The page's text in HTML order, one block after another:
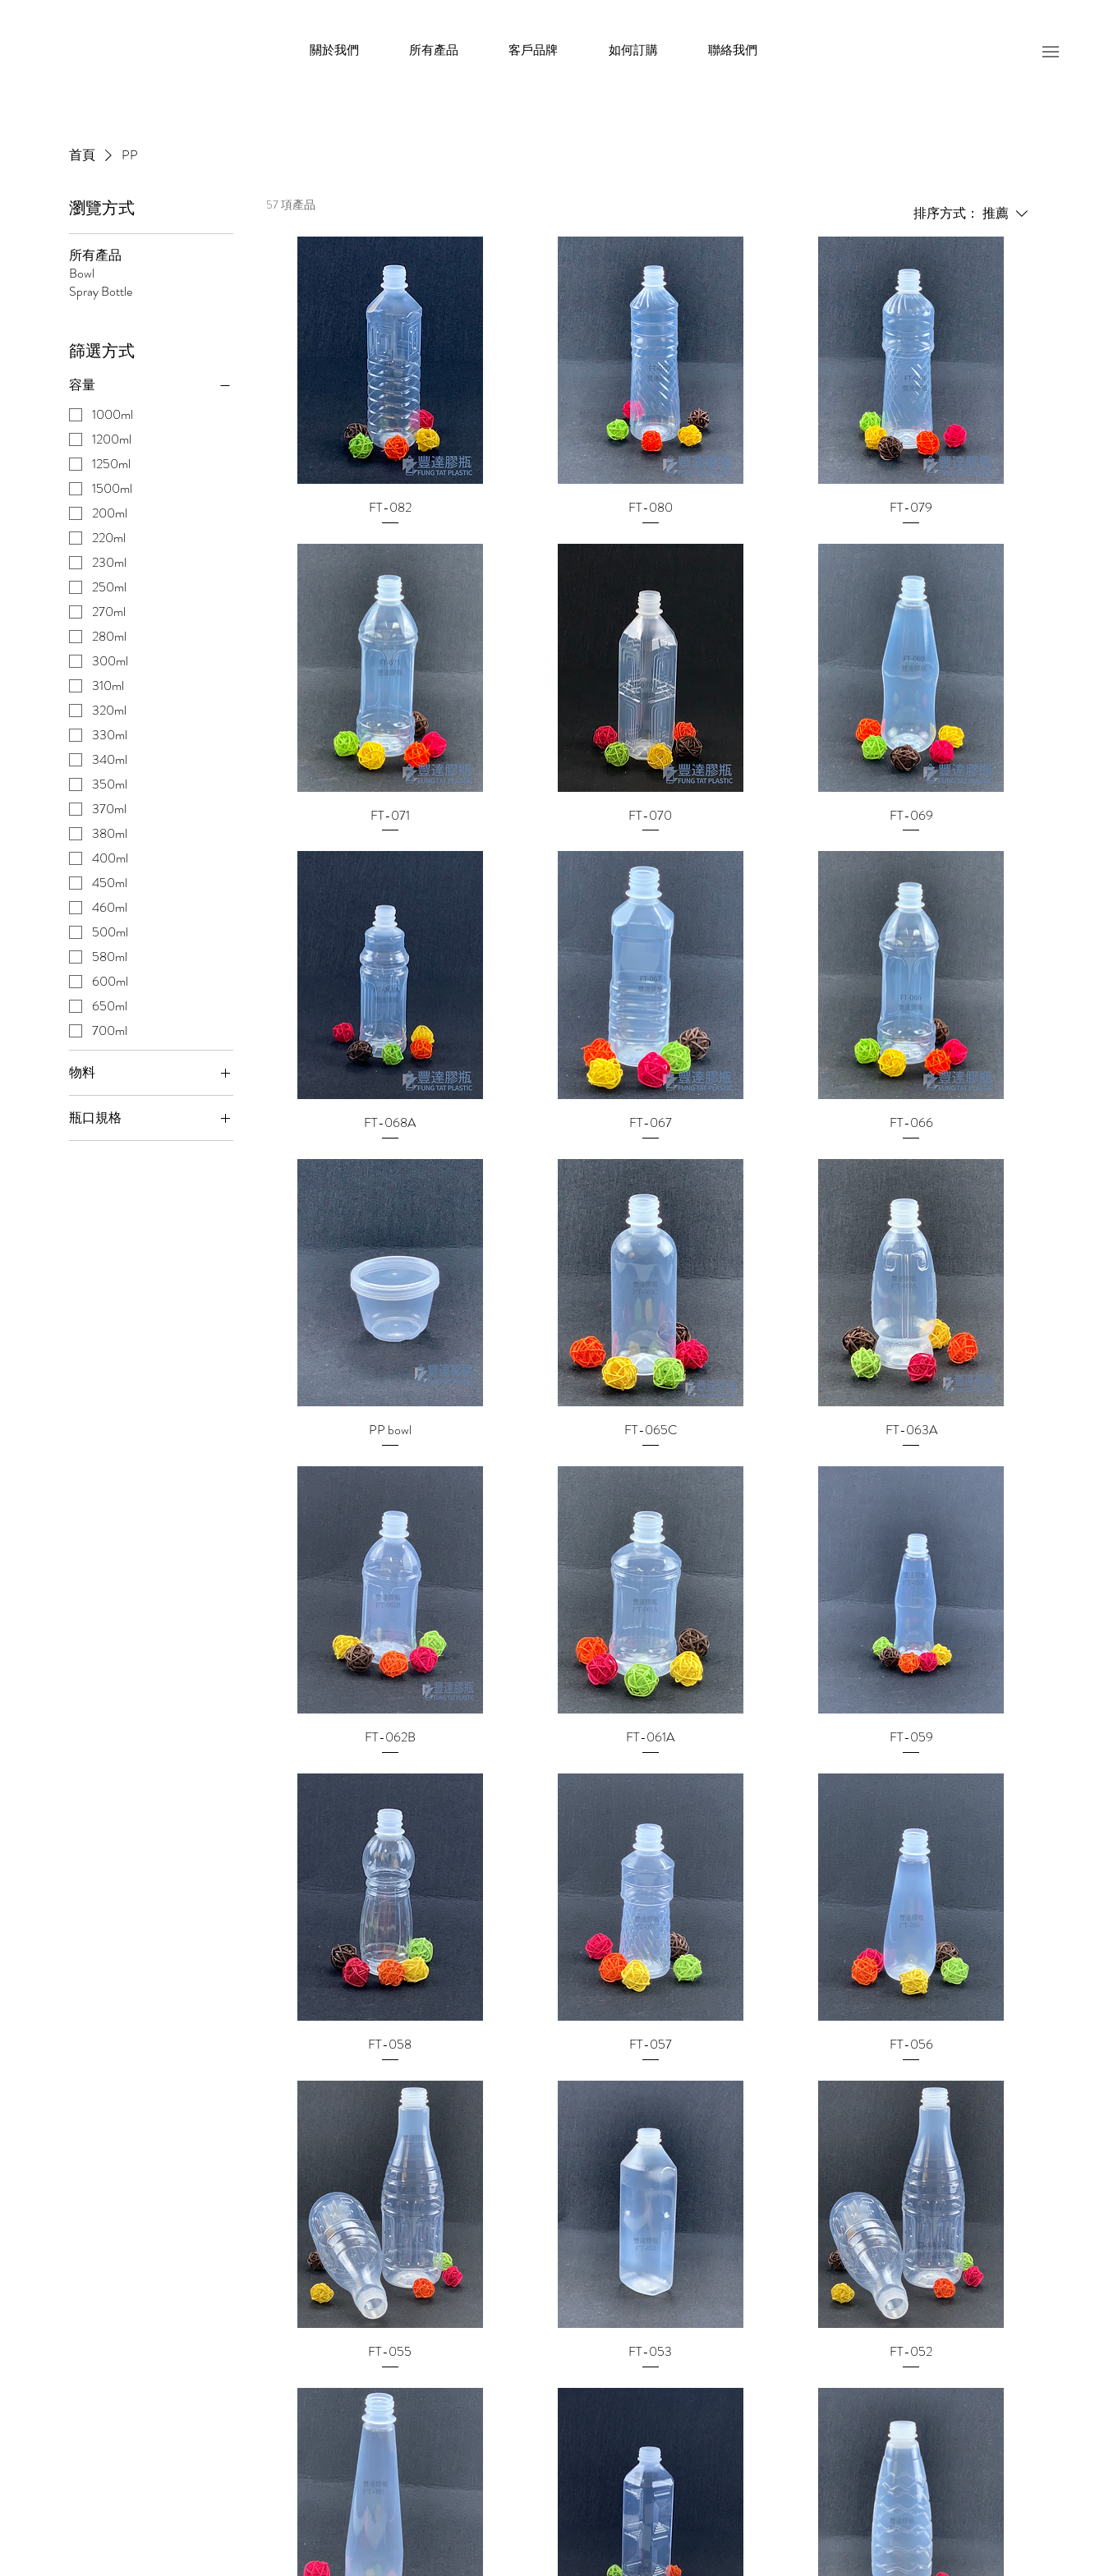
關於我們 所有產品 客戶品牌 如何訂購 聯絡我們
首頁 PP
瀏覽方式
所有產品
Bowl
Spray Bottle
篩選方式
容量
1000ml
1200ml
1250ml
1500ml
200ml
220ml
230ml
250ml
270ml
280ml
300ml
310ml
320ml
330ml
340ml
350ml
370ml
380ml
400ml
450ml
460ml
500ml
580ml
600ml
650ml
700ml
物料
PP
瓶口規格
28mm
57 項產品 排序方式： 推薦
FT-082 FT-080 FT-079
FT-071 FT-070 FT-069
FT-068A FT-067 FT-066
PP bowl FT-065C FT-063A
FT-062B FT-061A FT-059
FT-058 FT-057 FT-056
FT-055 FT-053 FT-052